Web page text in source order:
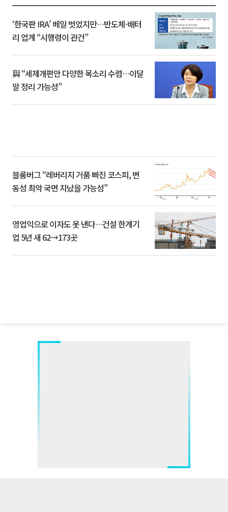
‘한국판 IRA’ 베일 벗었지만…반도체·배터
리 업계 “시행령이 관건”
與 “세제개편안 다양한 목소리 수렴…이달
말 정리 가능성”
블룸버그 “레버리지 거품 빠진 코스피, 변
동성 최악 국면 지났을 가능성”
영업익으로 이자도 못 낸다…건설 한계기
업 5년 새 62→173곳